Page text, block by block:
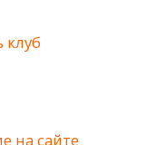
клуб
на сайте